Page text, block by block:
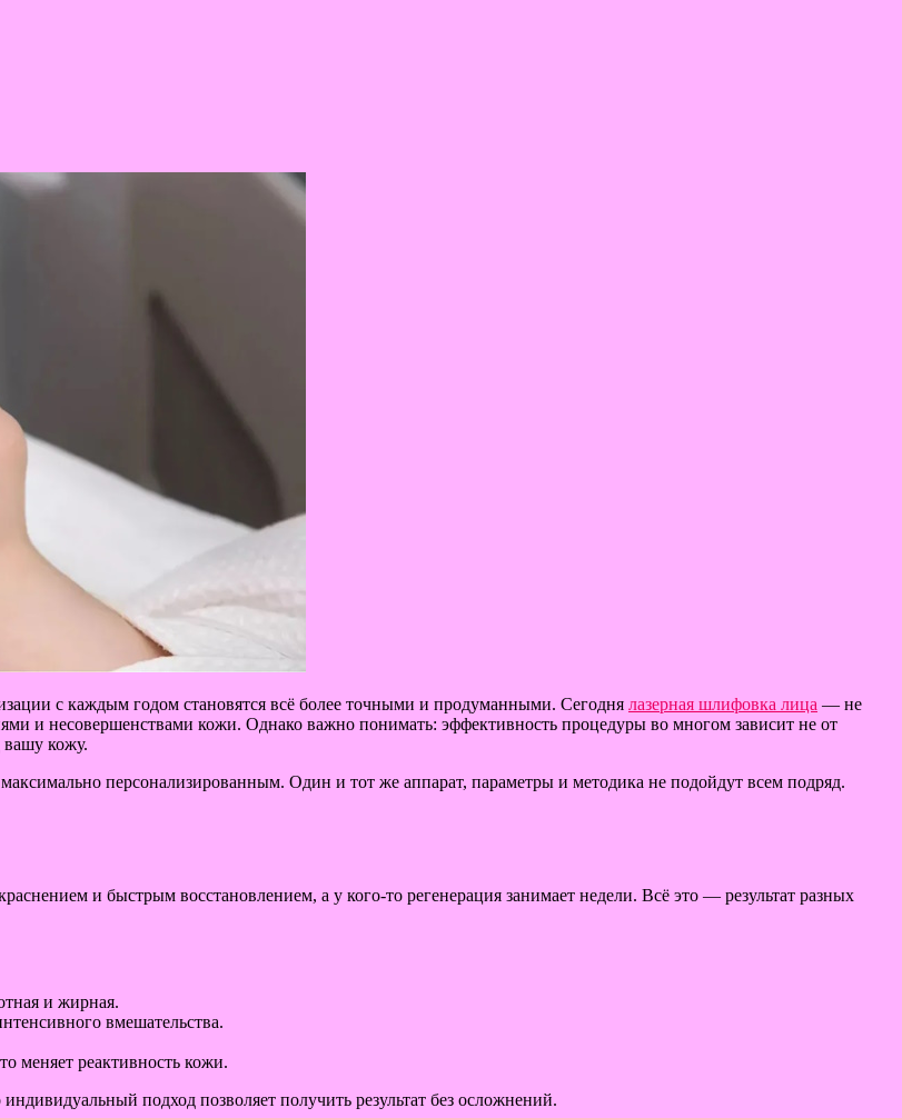
с каждым годом становятся всё более точными и продуманными. Сегодня лазерная шлифовка лица — не
и несовершенствами кожи. Однако важно понимать: эффективность процедуры во многом зависит не от
вашу кожу.
персонализированным. Один и тот же аппарат, параметры и методика не подойдут всем подряд.
и быстрым восстановлением, а у кого-то регенерация занимает недели. Всё это — результат разных
и жирная.
вмешательства.
меняет реактивность кожи.
подход позволяет получить результат без осложнений.